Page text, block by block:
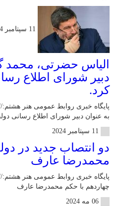
11 سپتامبر 2024
الیاس حضرتی، محمد
دبیر شورای اطلاع
کرد.
پایگاه خبری روابط عمومی هنر
به عنوان دبیر شورای اطلاع رسانی
11 سپتامبر 2024
دو انتصاب جدید در
محمدرضا عارف
پایگاه خبری روابط عمومی هنر
چهاردهم با حکم محمدرضا عارف
06 مه 2024